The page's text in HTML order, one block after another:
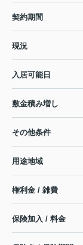
契約期間
現況
入居可能日
敷金積み増し
その他条件
用途地域
権利金 / 雑費
保険加入 / 料金